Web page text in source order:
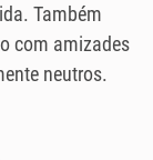
Também
com amizades
neutros.